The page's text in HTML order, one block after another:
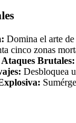
Domina el arte
cinco zonas
Brutales:
Desbloquea